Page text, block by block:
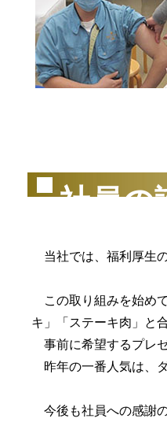
社員の
当社では、福利厚生
この取り組みを始め
キ」「ステーキ肉」と
事前に希望するプレ
昨年の一番人気は、
今後も社員への感謝